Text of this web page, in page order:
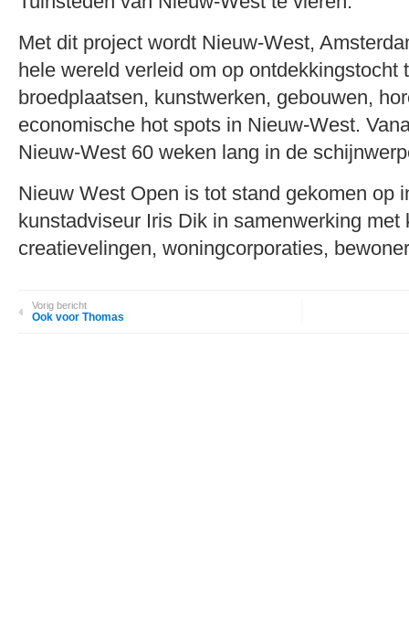
Met dit project wordt Nieuw-West,
hele wereld verleid om op ontdekkingstocht
broedplaatsen, kunstwerken, gebouwen,
economische hot spots in Nieuw-West.
Nieuw-West 60 weken lang in de
Nieuw West Open is tot stand gekomen op
kunstadviseur Iris Dik in samenwerking met
creatievelingen, woningcorporaties,
Vorig bericht
Ook voor Thomas